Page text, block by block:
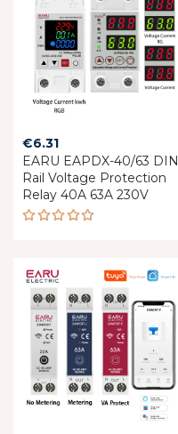
€6.31
EARU EAPDX-40/63 DIN
Rail Voltage Protection
Relay 40A 63A 230V
of 5